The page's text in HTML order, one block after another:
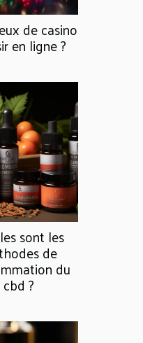
de casino
en ligne ?
sont les
de
du
cbd ?